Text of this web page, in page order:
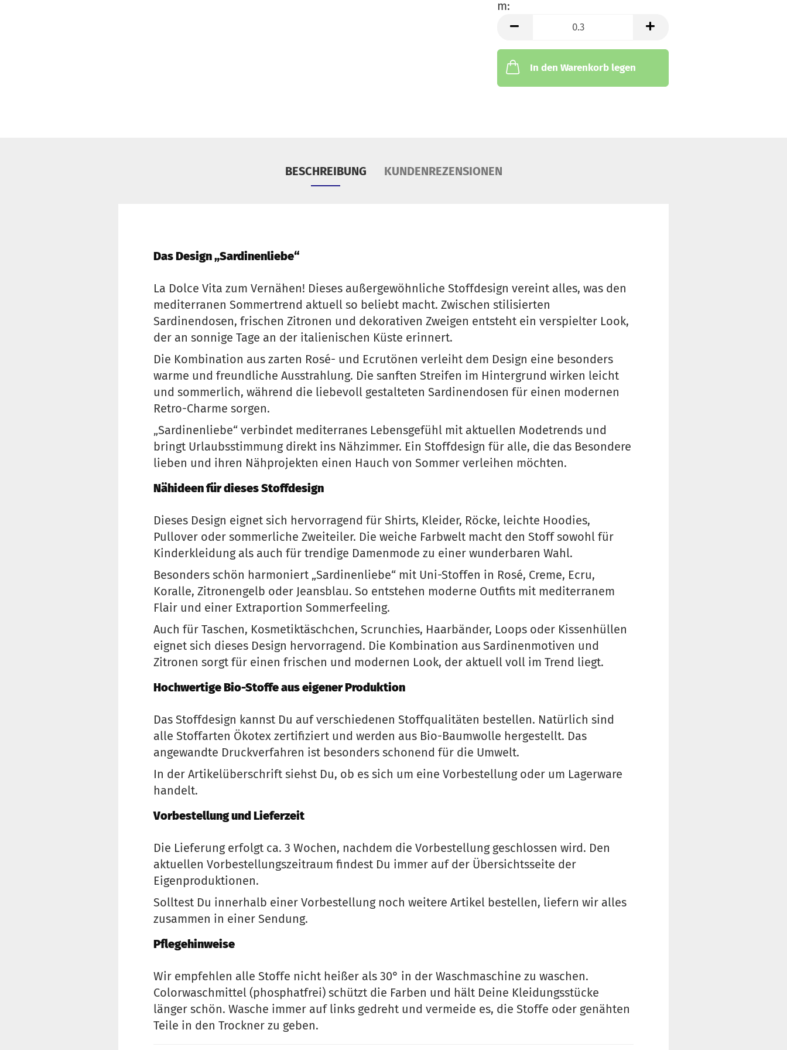
Tüll
m:
In den Warenkorb legen
BESCHREIBUNG KUNDENREZENSIONEN
Das Design „Sardinenliebe“
La Dolce Vita zum Vernähen! Dieses außergewöhnliche Stoffdesign vereint alles, was den
mediterranen Sommertrend aktuell so beliebt macht. Zwischen stilisierten
Sardinendosen, frischen Zitronen und dekorativen Zweigen entsteht ein verspielter Look,
der an sonnige Tage an der italienischen Küste erinnert.
Die Kombination aus zarten Rosé- und Ecrutönen verleiht dem Design eine besonders
warme und freundliche Ausstrahlung. Die sanften Streifen im Hintergrund wirken leicht
und sommerlich, während die liebevoll gestalteten Sardinendosen für einen modernen
Retro-Charme sorgen.
„Sardinenliebe“ verbindet mediterranes Lebensgefühl mit aktuellen Modetrends und
bringt Urlaubsstimmung direkt ins Nähzimmer. Ein Stoffdesign für alle, die das Besondere
lieben und ihren Nähprojekten einen Hauch von Sommer verleihen möchten.
Nähideen für dieses Stoffdesign
Dieses Design eignet sich hervorragend für Shirts, Kleider, Röcke, leichte Hoodies,
Pullover oder sommerliche Zweiteiler. Die weiche Farbwelt macht den Stoff sowohl für
Kinderkleidung als auch für trendige Damenmode zu einer wunderbaren Wahl.
Besonders schön harmoniert „Sardinenliebe“ mit Uni-Stoffen in Rosé, Creme, Ecru,
Koralle, Zitronengelb oder Jeansblau. So entstehen moderne Outfits mit mediterranem
Flair und einer Extraportion Sommerfeeling.
Auch für Taschen, Kosmetiktäschchen, Scrunchies, Haarbänder, Loops oder Kissenhüllen
eignet sich dieses Design hervorragend. Die Kombination aus Sardinenmotiven und
Zitronen sorgt für einen frischen und modernen Look, der aktuell voll im Trend liegt.
Hochwertige Bio-Stoffe aus eigener Produktion
Das Stoffdesign kannst Du auf verschiedenen Stoffqualitäten bestellen. Natürlich sind
alle Stoffarten Ökotex zertifiziert und werden aus Bio-Baumwolle hergestellt. Das
angewandte Druckverfahren ist besonders schonend für die Umwelt.
In der Artikelüberschrift siehst Du, ob es sich um eine Vorbestellung oder um Lagerware
handelt.
Vorbestellung und Lieferzeit
Die Lieferung erfolgt ca. 3 Wochen, nachdem die Vorbestellung geschlossen wird. Den
aktuellen Vorbestellungszeitraum findest Du immer auf der Übersichtsseite der
Eigenproduktionen.
Solltest Du innerhalb einer Vorbestellung noch weitere Artikel bestellen, liefern wir alles
zusammen in einer Sendung.
Pflegehinweise
Wir empfehlen alle Stoffe nicht heißer als 30° in der Waschmaschine zu waschen.
Colorwaschmittel (phosphatfrei) schützt die Farben und hält Deine Kleidungsstücke
länger schön. Wasche immer auf links gedreht und vermeide es, die Stoffe oder genähten
Teile in den Trockner zu geben.